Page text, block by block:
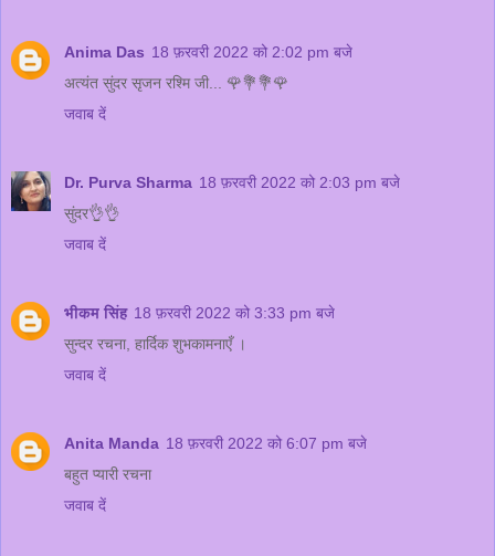
Anima Das 18 फ़रवरी 2022 को 2:02 pm बजे
अत्यंत सुंदर सृजन रश्मि जी... 🌹💐💐🌹
जवाब दें
Dr. Purva Sharma 18 फ़रवरी 2022 को 2:03 pm बजे
सुंदर👌👌
जवाब दें
भीकम सिंह 18 फ़रवरी 2022 को 3:33 pm बजे
सुन्दर रचना, हार्दिक शुभकामनाएँ ।
जवाब दें
Anita Manda 18 फ़रवरी 2022 को 6:07 pm बजे
बहुत प्यारी रचना
जवाब दें